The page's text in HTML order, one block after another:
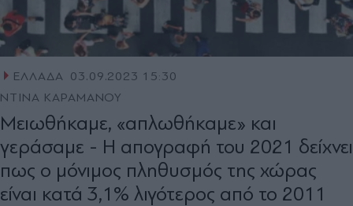
ΕΛΛΑΔΑ 03.09.2023 15:30
ΝΤΙΝΑ ΚΑΡΑΜΑΝΟΥ
Μειωθήκαμε, «απλωθήκαμε» και
γεράσαμε - Η απογραφή του 2021 δείχνει
πως ο μόνιμος πληθυσμός της χώρας
είναι κατά 3,1% λιγότερος από το 2011